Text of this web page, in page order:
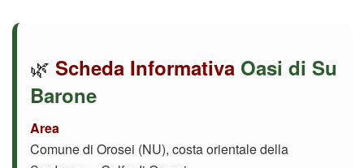
🌿 Scheda Informativa Oasi di Su
Barone
Area
Comune di Orosei (NU), costa orientale della